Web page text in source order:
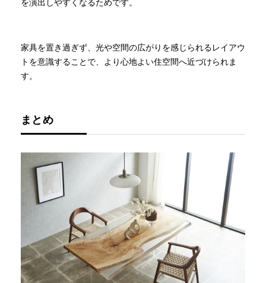
を演出しやすくなるためです。
家具を置き過ぎず、光や空間の広がりを感じられるレイアウ
トを意識することで、より心地よい住空間へ近づけられま
す。
まとめ